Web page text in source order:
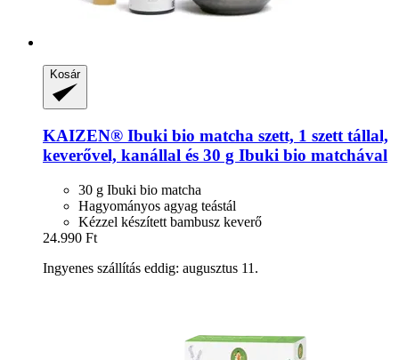
Kosár
KAIZEN® Ibuki bio matcha szett, 1 szett tállal,
keverővel, kanállal és 30 g Ibuki bio matchával
30 g Ibuki bio matcha
Hagyományos agyag teástál
Kézzel készített bambusz keverő
24.990 Ft
Ingyenes szállítás eddig: augusztus 11.